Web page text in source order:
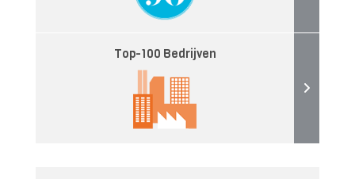
Top-100 Bedrijven